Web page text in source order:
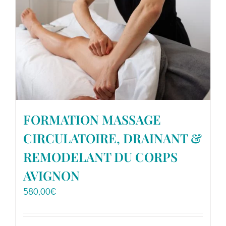
Boutique
Ressources
Contact
FORMATION MASSAGE
CIRCULATOIRE, DRAINANT &
REMODELANT DU CORPS
AVIGNON
580,00€